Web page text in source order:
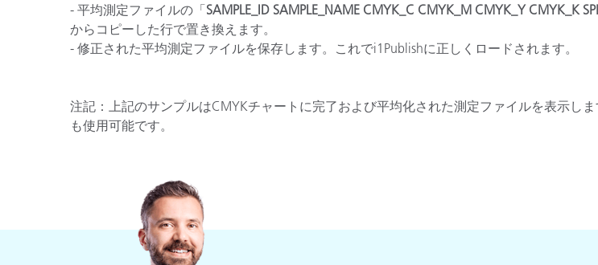
建築
耐久
- 平均測定ファイルの「SAMPLE_ID SAMPLE_NAME CMYK_C CMYK_M CMYK_Y CMYK_K
からコピーした行で置き換えます。
- 修正された平均測定ファイルを保存します。これでi1Publishに正しくロードされます。
注記：上記のサンプルはCMYKチャートに完了および平均化された測定ファイルを表示し
も使用可能です。